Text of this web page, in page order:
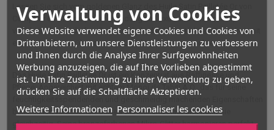
Verwaltung von Cookies
Diese Website verwendet eigene Cookies und Cookies von
Drittanbietern, um unsere Dienstleistungen zu verbessern
und Ihnen durch die Analyse Ihrer Surfgewohnheiten
Werbung anzuzeigen, die auf Ihre Vorlieben abgestimmt
ist. Um Ihre Zustimmung zu ihrer Verwendung zu geben,
drücken Sie auf die Schaltfläche Akzeptieren.
Weitere Informationen Personnaliser les cookies
Lassen Sie sich vom goldenen Glanz des Huile Satin Pailletée Or von
Comptoir des Monoï, einer Einladung zu Luxus und Sinnlichkeit,
verführen. Es wurde für alle entwickelt, die ihre natürliche Schönheit mit
einem Hauch von Glamour zum Leuchten bringen möchten.
Das Huile Satin Pailletée Or ist ein Konzentrat aus Raffinesse und
Pflege. Angereichert mit echtem Monoï de Tahiti A.O., das für seine
feuchtigkeitsspendenden und geschmeidig machenden Eigenschaften
bekannt ist, verschönert dieses Öl Haut und Haar und nährt sie
gleichzeitig. Seine bronzefarbenen Mikro-Glitter harmonieren perfekt